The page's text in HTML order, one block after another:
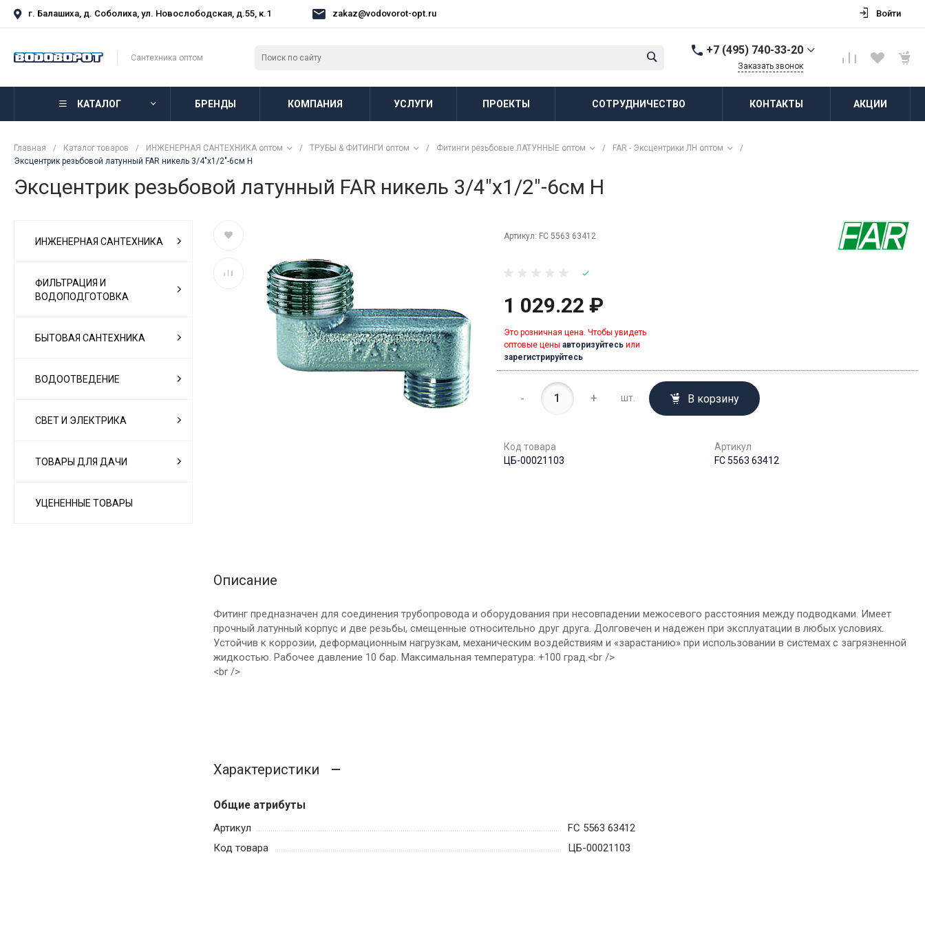
г. Балашиха, д. Соболиха, ул. Новослободская, д.55, к.1 zakaz@vodovorot-opt.ru Войти
Сантехника оптом
+7 (495) 740-33-20
г. Балашиха, д.
Пн-Пт: 8:00-18:00 Cб-Вс:
Заказать звонок
КАТАЛОГ БРЕНДЫ КОМПАНИЯ УСЛУГИ ПРОЕКТЫ СОТРУДНИЧЕСТВО КОНТАКТЫ АКЦИИ
Главная / Каталог товаров / ИНЖЕНЕРНАЯ САНТЕХНИКА оптом / ТРУБЫ & ФИТИНГИ оптом / Фитинги резьбовые ЛАТУННЫЕ оптом / FAR - Эксцентрики ЛН оптом
/
Эксцентрик резьбовой латунный FAR никель 3/4"х1/2"-6см Н
Эксцентрик резьбовой латунный FAR никель 3/4"х1/2"-6см Н
ИНЖЕНЕРНАЯ САНТЕХНИКА
ФИЛЬТРАЦИЯ И
ВОДОПОДГОТОВКА
БЫТОВАЯ САНТЕХНИКА
ВОДООТВЕДЕНИЕ
СВЕТ И ЭЛЕКТРИКА
ТОВАРЫ ДЛЯ ДАЧИ
УЦЕНЕННЫЕ ТОВАРЫ
Артикул: FC 5563 63412
1 029.22 ₽
Это розничная цена. Чтобы увидеть
оптовые цены авторизуйтесьили
зарегистрируйтесь
- + шт. В корзину
Код товара
ЦБ-00021103
Артикул
FC 5563 63412
Описание
Фитинг предназначен для соединения трубопровода и оборудования при несовпадении межосевого расстояния между подводками. Имеет
прочный латунный корпус и две резьбы, смещенные относительно друг друга. Долговечен и надежен при эксплуатации в любых условиях.
Устойчив к коррозии, деформационным нагрузкам, механическим воздействиям и «зарастанию» при использовании в системах с загрязненной
жидкостью. Рабочее давление 10 бар. Максимальная температура: +100 град.<br />
<br />
Характеристики
Общие атрибуты
Артикул
FC 5563 63412
Код товара
ЦБ-00021103